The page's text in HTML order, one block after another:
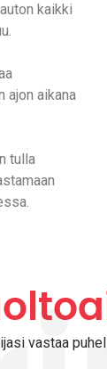
kaikki
ajon aikana
tulla
vastaa